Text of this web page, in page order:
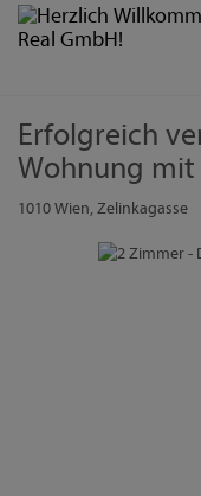
Erfolgreich
Wohnung mit
1010 Wien, Zelinkagasse